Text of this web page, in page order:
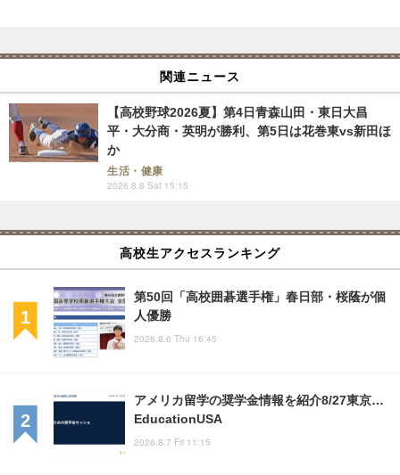
関連ニュース
【高校野球2026夏】第4日青森山田・東日大昌
平・大分商・英明が勝利、第5日は花巻東vs新田ほ
か
生活・健康
2026.8.8 Sat 15:15
高校生アクセスランキング
第50回「高校囲碁選手権」春日部・桜蔭が個
人優勝
2026.8.6 Thu 16:45
アメリカ留学の奨学金情報を紹介8/27東京…
EducationUSA
2026.8.7 Fri 11:15